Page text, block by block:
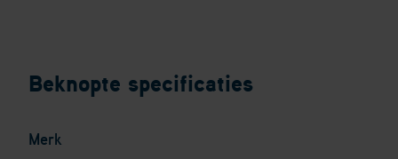
Beknopte specificaties
Merk